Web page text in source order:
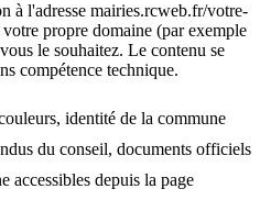
à l'adresse mairies.rcweb.fr/votre-
propre domaine (par exemple
le souhaitez. Le contenu se
compétence technique.
identité de la commune
du conseil, documents officiels
accessibles depuis la page